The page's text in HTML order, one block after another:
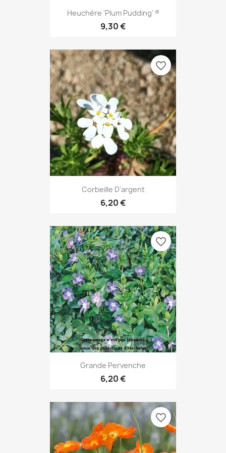
Heuchère 'Plum Pudding' ®
9,30 €
Corbeille D'argent
6,20 €
favorite_border
Grande Pervenche
6,20 €
favorite_border
favorite_border